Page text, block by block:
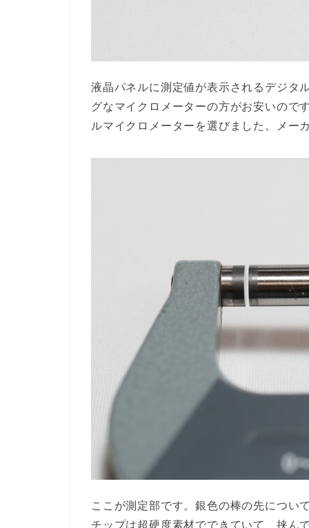
液晶パネルに測定値が表示されるデジタ
グなマイクロメーターの方がお安いので
ルマイクロメーターを選びました。メー
ここが測定部です。銀色の棒の先につい
チップは超硬度素材でできていて、挟ん